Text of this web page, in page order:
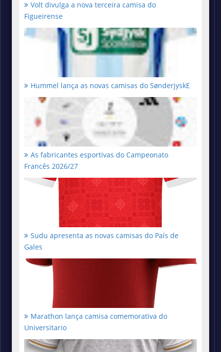
Volt divulga a nova terceira camisa do
Figueirense
Hummel lança as novas camisas do SønderjyskE
As fabricantes esportivas do Campeonato
Francês 2026/27
Sudu apresenta as novas camisas do País de
Gales
Marathon lança camisa comemorativa do
Universitario